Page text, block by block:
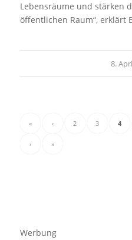
Lebensräume und stärken
öffentlichen Raum“, erklärt
8.
« ‹ 2 3 4
› »
Werbung